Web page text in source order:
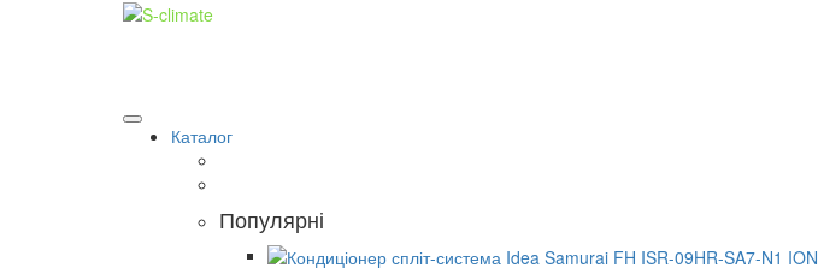
Каталог
Популярні